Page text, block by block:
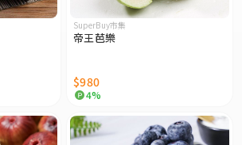
SuperBuy市集
帝王芭樂
$980
4%